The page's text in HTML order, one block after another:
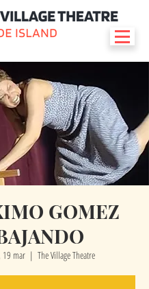
GOMEZ
19 mar
  |
The Village Theatre